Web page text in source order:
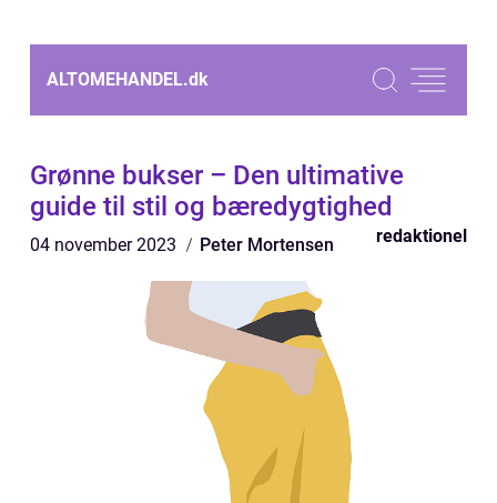
ALTOMEHANDEL.dk
Grønne bukser – Den ultimative
guide til stil og bæredygtighed
04 november 2023 Peter Mortensen redaktionel